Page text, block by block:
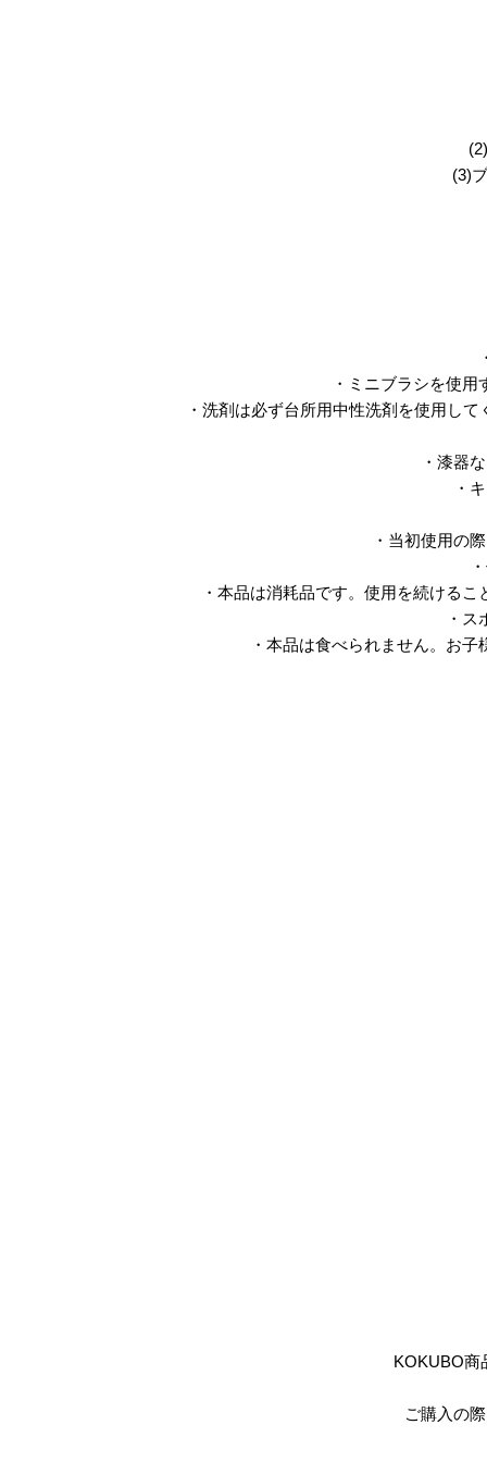
(3)
・ミニブラシを使
・洗剤は必ず台所用中性洗剤を使用し
・漆器
・
・当初使用の
・本品は消耗品です。使用を続ける
・
・本品は食べられません。お
KOKUBO商
ご購入の